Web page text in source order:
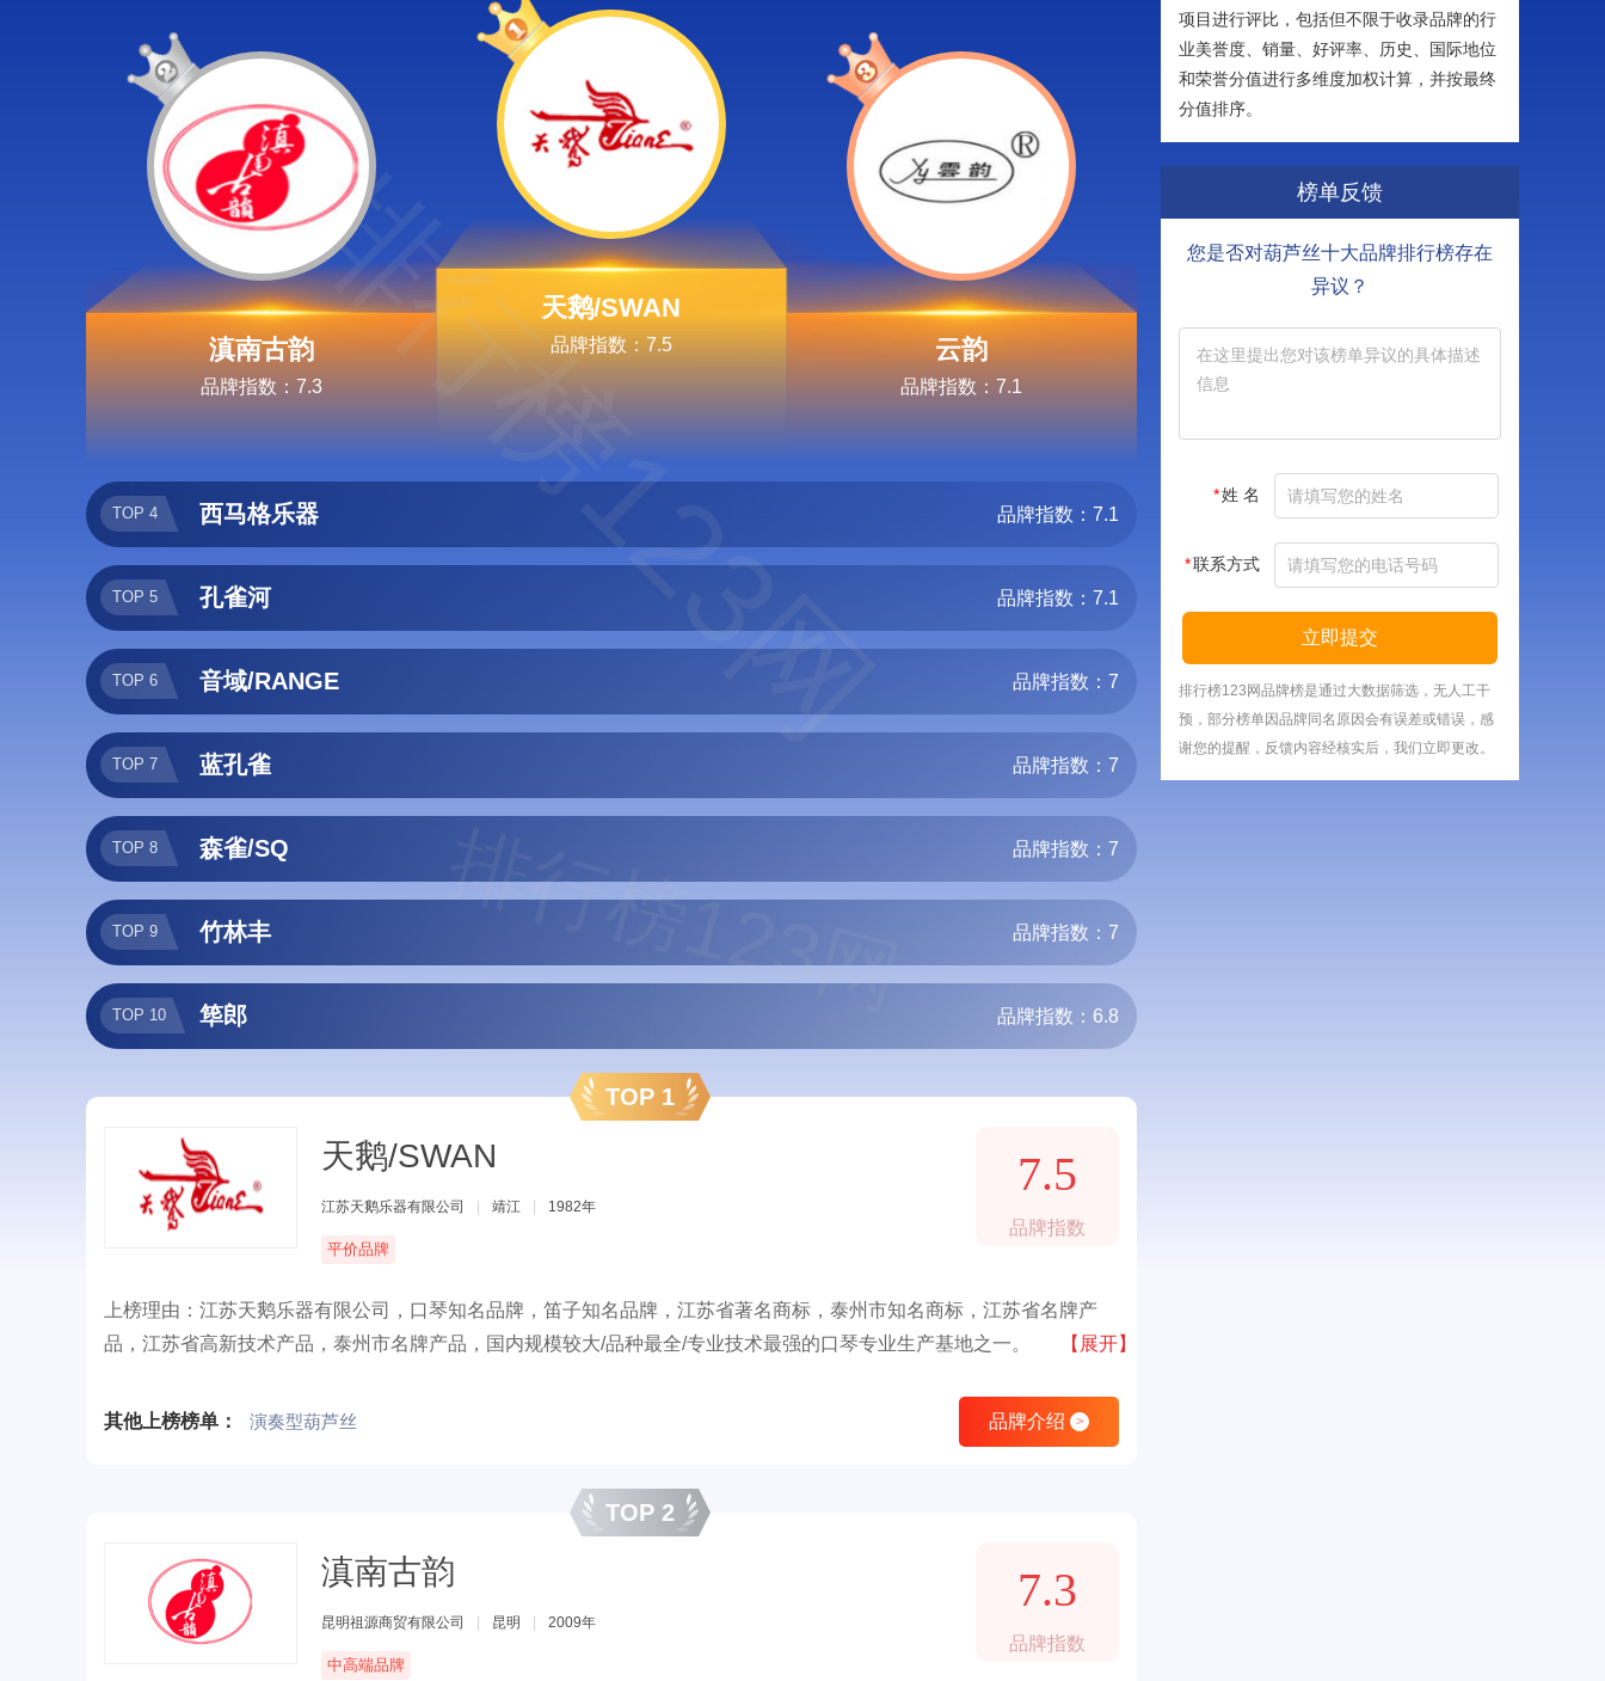
滇南古韵
品牌指数：7.3
天鹅/SWAN
品牌指数：7.5 云韵
品牌指数：7.1
TOP 4 西马格乐器 品牌指数：7.1
TOP 5 孔雀河 品牌指数：7.1
TOP 6 音域/RANGE 品牌指数：7
TOP 7 蓝孔雀 品牌指数：7
TOP 8 森雀/SQ 品牌指数：7
TOP 9 竹林丰 品牌指数：7
TOP 10 筚郎 品牌指数：6.8
TOP 1
天鹅/SWAN
江苏天鹅乐器有限公司 靖江 1982年
平价品牌
7.5
品牌指数
上榜理由：江苏天鹅乐器有限公司，口琴知名品牌，笛子知名品牌，江苏省著名商标，泰州市知名商标，江苏省名牌产
品，江苏省高新技术产品，泰州市名牌产品，国内规模较大/品种最全/专业技术最强的口琴专业生产基地之一。
【展开】
其他上榜榜单： 演奏型葫芦丝 品牌介绍 >
TOP 2
滇南古韵
昆明祖源商贸有限公司 昆明 2009年
中高端品牌
7.3
品牌指数
排行榜123网
排行榜123网
项目进行评比，包括但不限于收录品牌的行
业美誉度、销量、好评率、历史、国际地位
和荣誉分值进行多维度加权计算，并按最终
分值排序。
榜单反馈
您是否对葫芦丝十大品牌排行榜存在
异议？
*姓 名
*联系方式
立即提交
排行榜123网品牌榜是通过大数据筛选，无人工干
预，部分榜单因品牌同名原因会有误差或错误，感
谢您的提醒，反馈内容经核实后，我们立即更改。